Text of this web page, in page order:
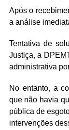
Após o
a análise
Tentativa de
Justiça, a
administrativa
No entanto, a
que não havia
pública de
intervenções